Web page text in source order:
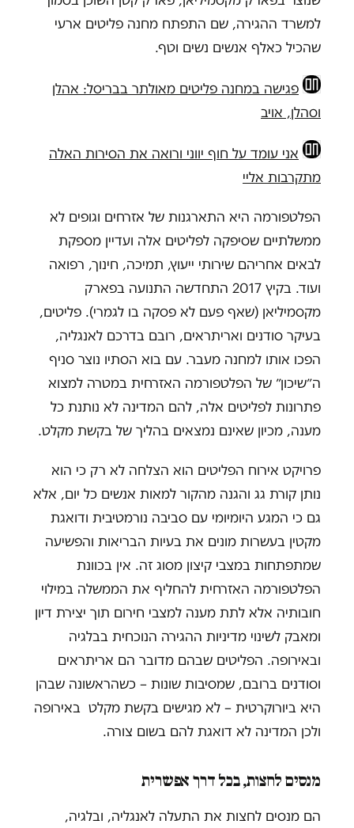
למשרד ההגירה, שם התפתח מחנה פליטים ארעי
שהכיל כאלף אנשים נשים וטף.
פגישה במחנה פליטים מאולתר בבריסל: אהלן
וסהלן, אויב
אני עומד על חוף יווני ורואה את הסירות האלה
מתקרבות אליי
הפלטפורמה היא התארגנות של אזרחים וגופים לא
ממשלתיים שסיפקה לפליטים אלה ועדיין מספקת
לבאים אחריהם שירותי ייעוץ, תמיכה, חינוך, רפואה
ועוד. בקיץ 2017 התחדשה התנועה בפארק
מקסמיליאן (שאף פעם לא פסקה בו לגמרי). פליטים,
בעיקר סודנים ואריתראים, רובם בדרכם לאנגליה,
הפכו אותו למחנה מעבר. עם בוא הסתיו נוצר סניף
ה״שיכון״ של הפלטפורמה האזרחית במטרה למצוא
פתרונות לפליטים אלה, להם המדינה לא נותנת כל
מענה, מכיון שאינם נמצאים בהליך של בקשת מקלט.
פרויקט אירוח הפליטים הוא הצלחה לא רק כי הוא
נותן קורת גג והגנה מהקור למאות אנשים כל יום, אלא
גם כי המגע היומיומי עם סביבה נורמטיבית ודואגת
מקטין בעשרות מונים את בעיות הבריאות והפשיעה
שמתפתחות במצבי קיצון מסוג זה. אין בכוונת
הפלטפורמה האזרחית להחליף את הממשלה במילוי
חובותיה אלא לתת מענה למצבי חירום תוך יצירת דיון
ומאבק לשינוי מדיניות ההגירה הנוכחית בבלגיה
ובאירופה. הפליטים שבהם מדובר הם אריתראים
וסודנים ברובם, שמסיבות שונות – כשהראשונה שבהן
היא ביורוקרטית – לא מגישים בקשת מקלט באירופה
ולכן המדינה לא דואגת להם בשום צורה.
מנסים לחצות, בכל דרך אפשרית
הם מנסים לחצות את התעלה לאנגליה, ובלגיה,